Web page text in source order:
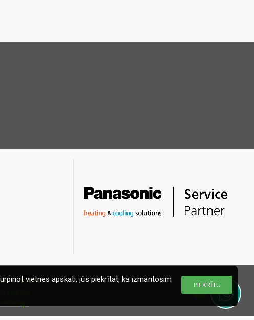
PIEKRĪTU
vietnes apskati, jūs piekrītat, ka izmantosim